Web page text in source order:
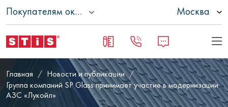
Покупателям окон Москва
Главная
Новости и публикации
Группа компаний SP Glass принимает участие в модернизации
АЗС «Лукойл»